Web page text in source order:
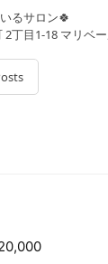
るサロン🍀
丁目1-18 マリベ